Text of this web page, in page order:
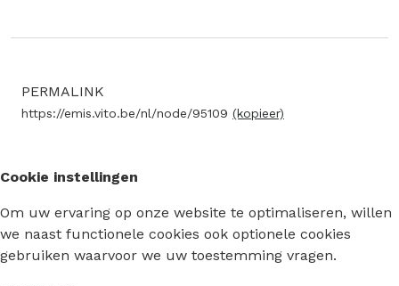
PERMALINK
https://emis.vito.be/nl/node/95109 (kopieer)
Cookie instellingen
Om uw ervaring op onze website te optimaliseren, willen
we naast functionele cookies ook optionele cookies
gebruiken waarvoor we uw toestemming vragen.